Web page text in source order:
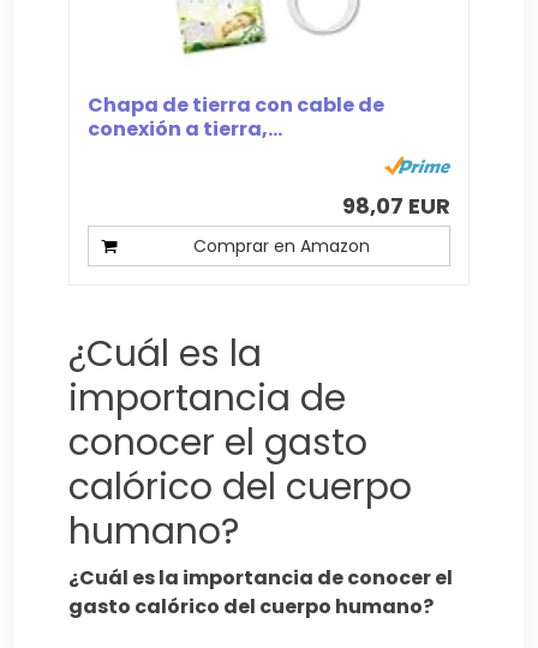
Chapa de tierra con cable de
conexión a tierra,...
98,07 EUR
Comprar en Amazon
¿Cuál es la
importancia de
conocer el gasto
calórico del cuerpo
humano?
¿Cuál es la importancia de conocer el
gasto calórico del cuerpo humano?